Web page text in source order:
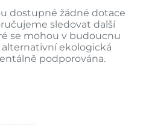
dostupné žádné dotace
sledovat další
se mohou v budoucnu
ekologická
podporována.